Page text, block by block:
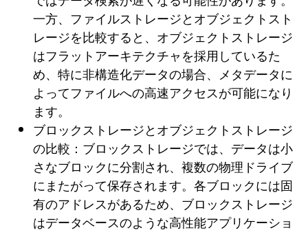
一方、ファイルストレージとオブジェクトスト
レージを比較すると、オブジェクトストレージ
はフラットアーキテクチャを採用しているた
め、特に非構造化データの場合、メタデータに
よってファイルへの高速アクセスが可能になり
ます。
ブロックストレージとオブジェクトストレージ
の比較：ブロックストレージでは、データは小
さなブロックに分割され、複数の物理ドライブ
にまたがって保存されます。各ブロックには固
有のアドレスがあるため、ブロックストレージ
はデータベースのような高性能アプリケーショ